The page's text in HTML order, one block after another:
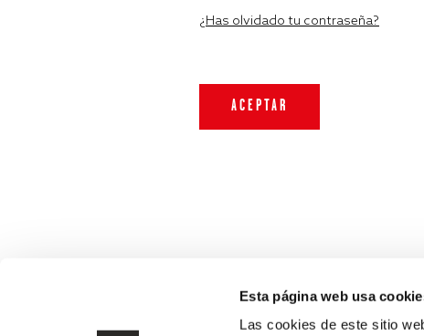
Esta página web usa
Las cookies de este sitio
¿Has olvidado tu contraseña?